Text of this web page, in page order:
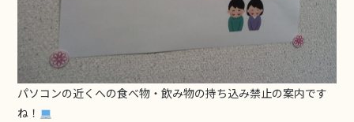
パソコンの近くへの食べ物・飲み物の持ち込み禁止の案内です
ね！